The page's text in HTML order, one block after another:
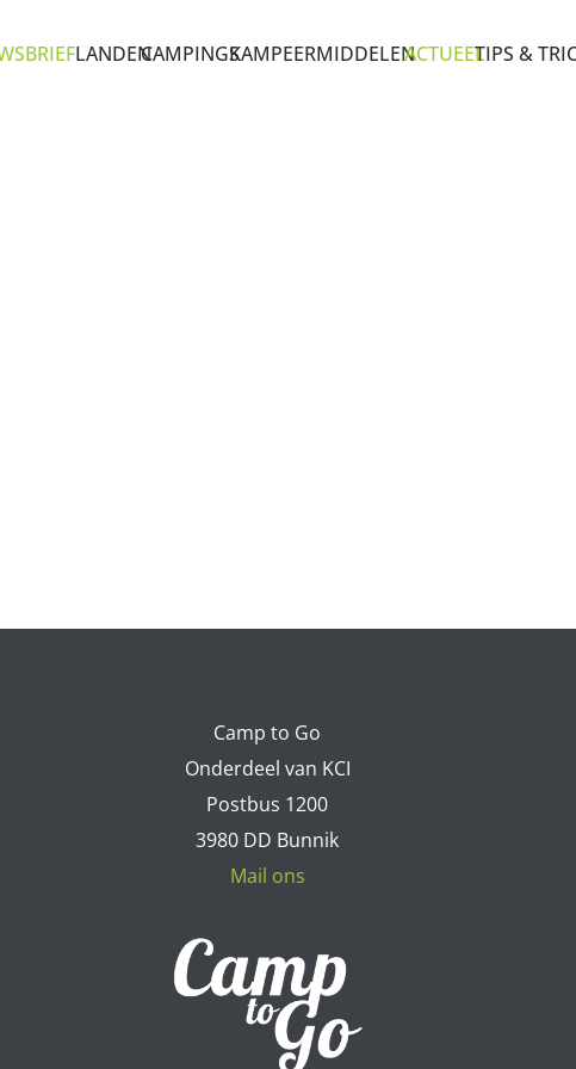
LANDENCAMPINGSKAMPEERMIDDELENACTUEELTIPS &
Camp to Go
Onderdeel van KCI
Postbus 1200
3980 DD Bunnik
Mail ons